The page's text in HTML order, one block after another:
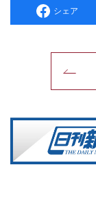
シェア